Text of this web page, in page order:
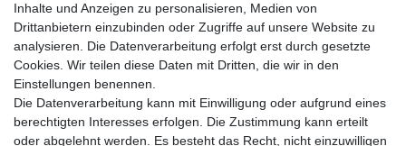
Wir liefern mit DHL (auch Samstags)
Kostenloser Versand
14 Tage Rückgaberecht
Inhalte und Anzeigen zu personalisieren, Medien von
Drittanbietern einzubinden oder Zugriffe auf unsere Website zu
analysieren. Die Datenverarbeitung erfolgt erst durch gesetzte
Cookies. Wir teilen diese Daten mit Dritten, die wir in den
Einstellungen benennen.
Die Datenverarbeitung kann mit Einwilligung oder aufgrund eines
berechtigten Interesses erfolgen. Die Zustimmung kann erteilt
oder abgelehnt werden. Es besteht das Recht, nicht einzuwilligen